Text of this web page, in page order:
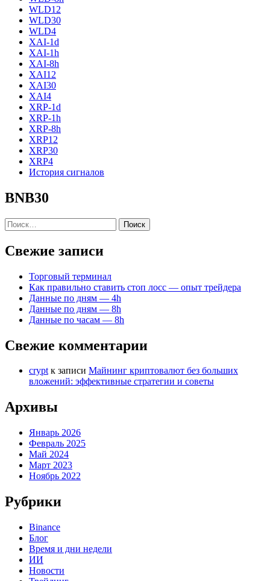
WLD12
WLD30
WLD4
XAI-1d
XAI-1h
XAI-8h
XAI12
XAI30
XAI4
XRP-1d
XRP-1h
XRP-8h
XRP12
XRP30
XRP4
История сигналов
BNB30
Найти:
Свежие записи
Торговый терминал
Как правильно ставить стоп лосс — опыт трейдера
Данные по дням — 4h
Данные по дням — 8h
Данные по часам — 8h
Свежие комментарии
cryptк записи Майнинг криптовалют без больших
вложений: эффективные стратегии и советы
Архивы
Январь 2026
Февраль 2025
Май 2024
Март 2023
Ноябрь 2022
Рубрики
Binance
Блог
Время и дни недели
ИИ
Новости